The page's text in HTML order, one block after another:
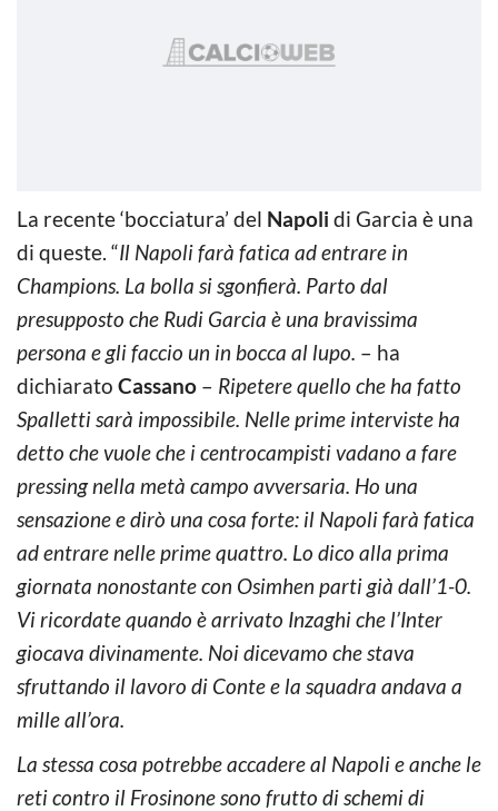
La recente ‘bocciatura’ del Napoli di Garcia è una
di queste. “Il Napoli farà fatica ad entrare in
Champions. La bolla si sgonfierà. Parto dal
presupposto che Rudi Garcia è una bravissima
persona e gli faccio un in bocca al lupo. – ha
dichiarato Cassano – Ripetere quello che ha fatto
Spalletti sarà impossibile. Nelle prime interviste ha
detto che vuole che i centrocampisti vadano a fare
pressing nella metà campo avversaria. Ho una
sensazione e dirò una cosa forte: il Napoli farà fatica
ad entrare nelle prime quattro. Lo dico alla prima
giornata nonostante con Osimhen parti già dall’1-0.
Vi ricordate quando è arrivato Inzaghi che l’Inter
giocava divinamente. Noi dicevamo che stava
sfruttando il lavoro di Conte e la squadra andava a
mille all’ora.
La stessa cosa potrebbe accadere al Napoli e anche le
reti contro il Frosinone sono frutto di schemi di